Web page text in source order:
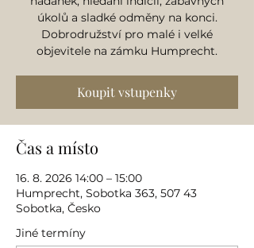
úkolů a sladké odměny na konci.
Dobrodružství pro malé i velké
objevitele na zámku Humprecht.
Koupit vstupenky
Čas a místo
16. 8. 2026 14:00 – 15:00
Humprecht, Sobotka 363, 507 43
Sobotka, Česko
Jiné termíny